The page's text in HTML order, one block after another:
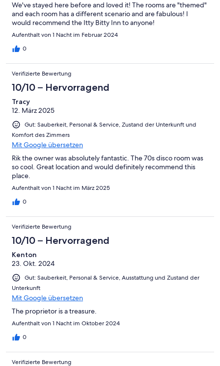
We've stayed here before and loved it! The rooms are "themed"
and each room has a different scenario and are fabulous! I
would recommend the Itty Bitty Inn to anyone!
Aufenthalt von 1 Nacht im Februar 2024
0
Verifizierte Bewertung
10/10 – Hervorragend
Tracy
12. März 2025
Gut: Sauberkeit, Personal & Service, Zustand der Unterkunft und
Komfort des Zimmers
Mit Google übersetzen
Rik the owner was absolutely fantastic. The 70s disco room was
so cool. Great location and would definitely recommend this
place.
Aufenthalt von 1 Nacht im März 2025
0
Verifizierte Bewertung
10/10 – Hervorragend
Kenton
23. Okt. 2024
Gut: Sauberkeit, Personal & Service, Ausstattung und Zustand der
Unterkunft
Mit Google übersetzen
The proprietor is a treasure.
Aufenthalt von 1 Nacht im Oktober 2024
0
Verifizierte Bewertung